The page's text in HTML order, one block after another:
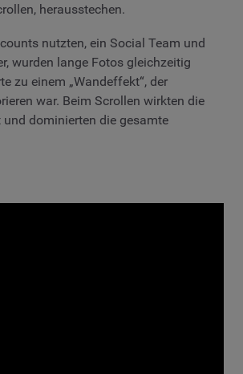
herausstechen.
nutzten, ein Social Team und
wurden lange Fotos gleichzeitig
zu einem „Wandeffekt“, der
war. Beim Scrollen wirkten die
dominierten die gesamte